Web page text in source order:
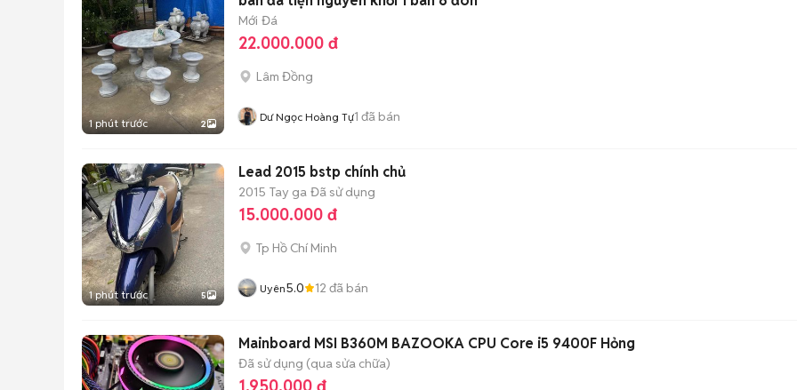
1 phút trước 2
Mới Đá
22.000.000 đ
Lâm Đồng
Dư Ngọc Hoàng Tự1 đã bán
1 phút trước 5
Lead 2015 bstp chính chủ
2015 Tay ga Đã sử dụng
15.000.000 đ
Tp Hồ Chí Minh
Uyên5.0 12 đã bán
Mainboard MSI B360M BAZOOKA CPU Core i5 9400F Hỏng
Đã sử dụng (qua sửa chữa)